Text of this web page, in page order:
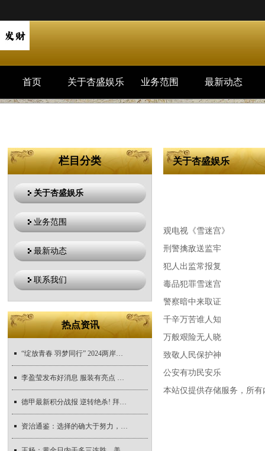
首页 关于杏盛娱乐 业务范围 最新动态
栏目分类
关于杏盛娱乐
业务范围
最新动态
联系我们
热点资讯
“绽放青春 羽梦同行” 2024两岸青年羽毛球交流赛在石景山区举办
李盈莹发布好消息 服装有亮点 王宝泉带天津女排2人出席活动 王媛媛坐C位
德甲最新积分战报 逆转绝杀! 拜仁惊险开门红 和勒沃库森并列第4
资治通鉴：选择的确大于努力，可什么决定了选择？
关于杏盛娱乐
观电视《雪迷宫》
刑警擒敌送监牢
犯人出监常报复
毒品犯罪雪迷宫
警察暗中来取证
千辛万苦谁人知
万般艰险无人晓
致敬人民保护神
公安有功民安乐
本站仅提供存储服务，所